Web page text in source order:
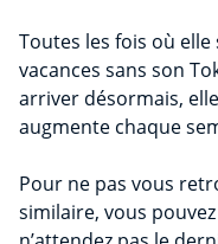
Toutes les fois où
vacances sans son
arriver désormais,
augmente chaque
Pour ne pas vous
similaire, vous